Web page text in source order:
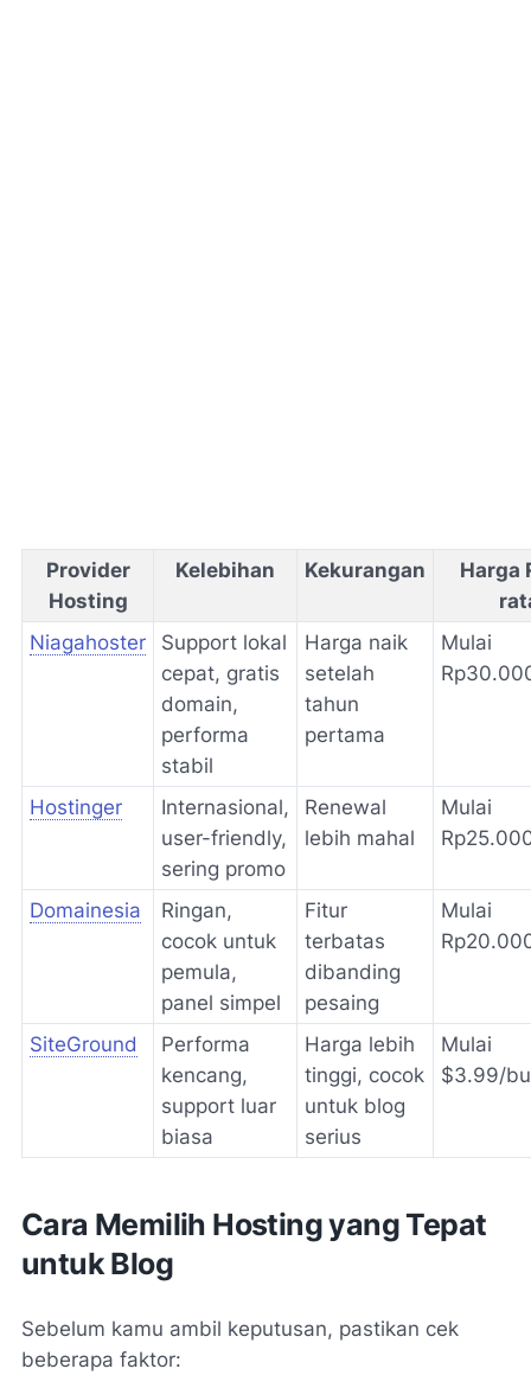
Provider
Hosting
Kelebihan Kekurangan
Harga
Niagahoster
Support lokal
cepat, gratis
domain,
performa
stabil
Harga naik
setelah
tahun
pertama
Mulai
Hostinger
Internasional,
user-friendly,
sering promo
Renewal
lebih mahal
Mulai
Domainesia
Ringan,
cocok untuk
pemula,
panel simpel
Fitur
terbatas
dibanding
pesaing
Mulai
SiteGround
Performa
kencang,
support luar
biasa
Harga lebih
tinggi, cocok
untuk blog
serius
Mulai
$3.99/
Cara Memilih Hosting yang Tepat
untuk Blog
Sebelum kamu ambil keputusan, pastikan cek
beberapa faktor: